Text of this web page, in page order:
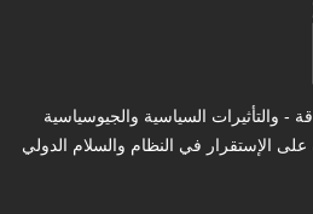
- والتأثیرات السیاسیة والجیوسیاسیة
على الإستقرار في النظام والسلام الدولي